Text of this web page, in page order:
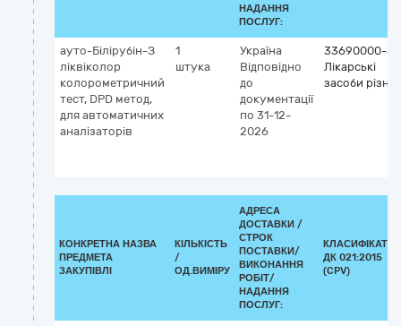
НАДАННЯ
ПОСЛУГ:
ауто-Білірубін-З
ліквіколор
колорометричний
тест, DPD метод,
для автоматичних
аналізаторів
1
штука
Україна
Відповідно
до
документації
по 31-12-
2026
33690000-3
Лікарські
засоби різні
КОНКРЕТНА НАЗВА
ПРЕДМЕТА
ЗАКУПІВЛІ
КІЛЬКІСТЬ
/
ОД.ВИМІРУ
АДРЕСА
ДОСТАВКИ /
СТРОК
ПОСТАВКИ/
ВИКОНАННЯ
РОБІТ/
НАДАННЯ
ПОСЛУГ:
КЛАСИФІКАТОР
ДК 021:2015
(CPV)